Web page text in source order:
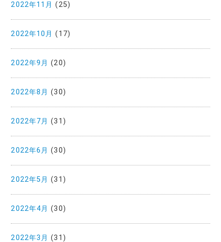
2022年11月 (25)
2022年10月 (17)
2022年9月 (20)
2022年8月 (30)
2022年7月 (31)
2022年6月 (30)
2022年5月 (31)
2022年4月 (30)
2022年3月 (31)